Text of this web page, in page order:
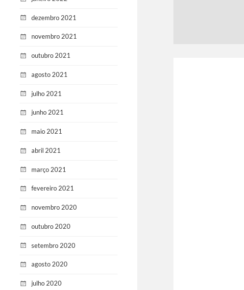
dezembro 2021
novembro 2021
outubro 2021
agosto 2021
julho 2021
junho 2021
maio 2021
abril 2021
março 2021
fevereiro 2021
novembro 2020
outubro 2020
setembro 2020
agosto 2020
julho 2020